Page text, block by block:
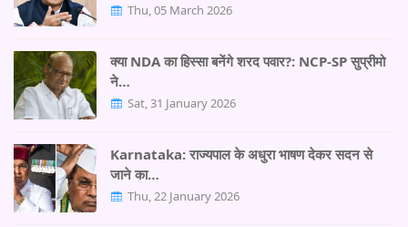
Thu, 05 March 2026
क्या NDA का हिस्सा बनेंगे शरद पवार?: NCP-SP सुप्रीमो
ने…
Sat, 31 January 2026
Karnataka: राज्यपाल के अधुरा भाषण देकर सदन से
जाने का…
Thu, 22 January 2026